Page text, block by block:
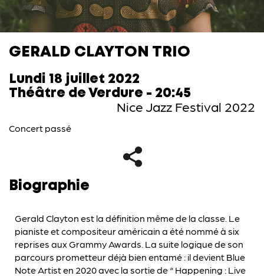
GERALD CLAYTON TRIO
Lundi 18 juillet 2022
Théâtre de Verdure - 20:45
Nice Jazz Festival 2022
Concert passé
Biographie
Gerald Clayton est la définition même de la classe. Le
pianiste et compositeur américain a été nommé à six
reprises aux Grammy Awards. La suite logique de son
parcours prometteur déjà bien entamé : il devient Blue
Note Artist en 2020 avec la sortie de “ Happening : Live